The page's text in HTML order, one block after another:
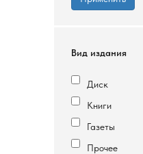
Вид издания
Диск
Книги
Газеты
Прочее